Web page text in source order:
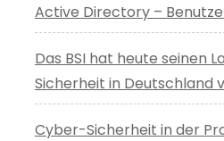
Active Directory –
Das BSI hat heute seinen
Sicherheit in Deutschland
Cyber-Sicherheit in der